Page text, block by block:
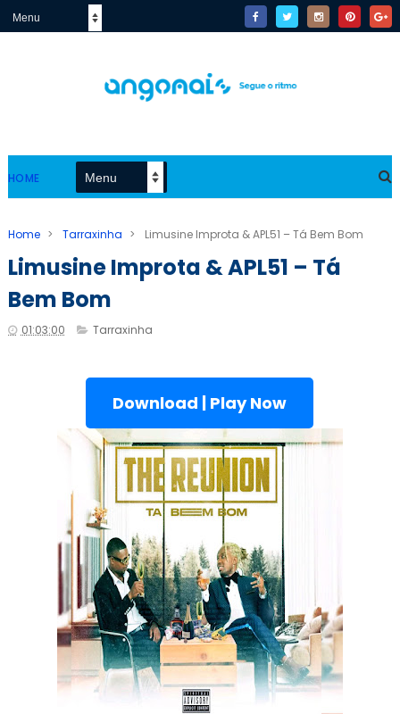
HOME
Home > Tarraxinha > Limusine Improta & APL51 – Tá Bem Bom
Limusine Improta & APL51 – Tá
Bem Bom
01:03:00 Tarraxinha
Download | Play Now